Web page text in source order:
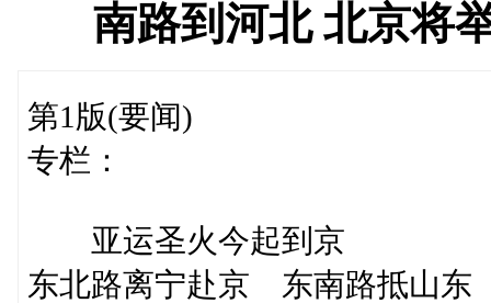
南路到河北 北京将
第1版(要闻)
专栏：
亚运圣火今起到京
东北路离宁赴京 东南路抵山